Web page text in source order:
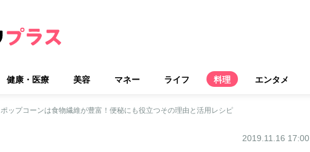
健康・医療 美容 マネー ライフ 料理 エンタメ
ポップコーンは食物繊維が豊富！便秘にも役立つその理由と活用レシピ
2019.11.16 17:00